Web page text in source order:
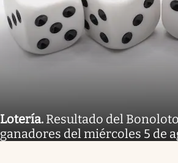
Lotería. Resultado del
ganadores del miércoles 5 de